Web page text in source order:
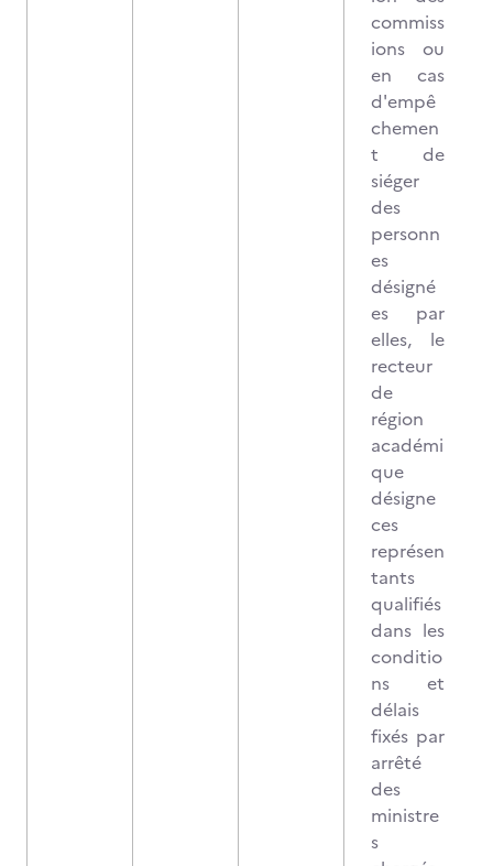
commiss
ions ou
en cas
d'empê
chemen
t de
siéger
des
personn
es
désigné
es par
elles, le
recteur
de
région
académi
que
désigne
ces
représen
tants
qualifiés
dans les
conditio
ns et
délais
fixés par
arrêté
des
ministre
s